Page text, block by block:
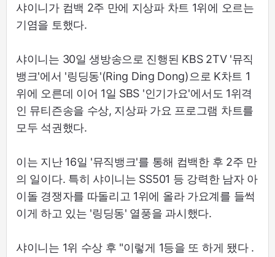
샤이니가 컴백 2주 만에 지상파 차트 1위에 오르는
기염을 토했다.
샤이니는 30일 생방송으로 진행된 KBS 2TV '뮤직
뱅크'에서 '링딩동'(Ring Ding Dong)으로 K차트 1
위에 오른데 이어 1일 SBS '인기가요'에서도 1위격
인 뮤티즌송을 수상, 지상파 가요 프로그램 차트를
모두 석권했다.
이는 지난 16일 '뮤직뱅크'를 통해 컴백한 후 2주 만
의 일이다. 특히 샤이니는 SS501 등 강력한 남자 아
이돌 경쟁자를 따돌리고 1위에 올라 가요계를 들썩
이게 하고 있는 '링딩동' 열풍을 과시했다.
샤이니는 1위 수상 후 "이렇게 1등을 또 하게 됐다 .